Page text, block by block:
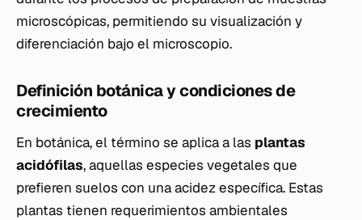
microscópicas, permitiendo su visualización y
diferenciación bajo el microscopio.
Definición botánica y condiciones de
crecimiento
En botánica, el término se aplica a las plantas
acidófilas, aquellas especies vegetales que
prefieren suelos con una acidez específica. Estas
plantas tienen requerimientos ambientales